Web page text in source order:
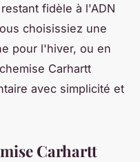
fidèle à l'ADN
choisissiez une
pour l'hiver, ou en
Carhartt
avec simplicité et
Carhartt